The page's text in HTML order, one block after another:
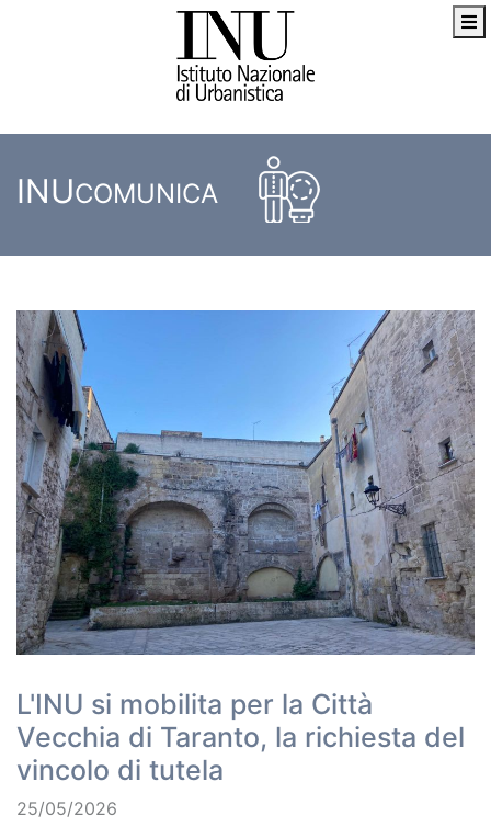
INUCOMUNICA
L'INU si mobilita per la Città
Vecchia di Taranto, la richiesta del
vincolo di tutela
25/05/2026